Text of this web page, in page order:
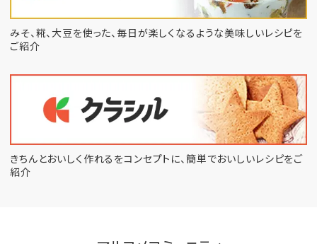
みそ、糀、大豆を使った、毎日が楽しくなるような美味しいレシピを
ご紹介
きちんとおいしく作れるをコンセプトに、 簡単でおいしいレシピをご
紹介